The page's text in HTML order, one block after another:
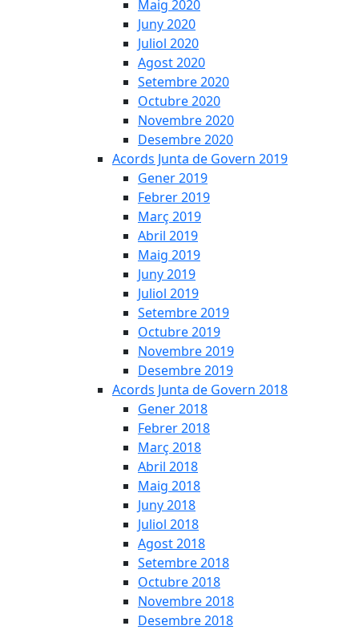
Maig 2020
Juny 2020
Juliol 2020
Agost 2020
Setembre 2020
Octubre 2020
Novembre 2020
Desembre 2020
Acords Junta de Govern 2019
Gener 2019
Febrer 2019
Març 2019
Abril 2019
Maig 2019
Juny 2019
Juliol 2019
Setembre 2019
Octubre 2019
Novembre 2019
Desembre 2019
Acords Junta de Govern 2018
Gener 2018
Febrer 2018
Març 2018
Abril 2018
Maig 2018
Juny 2018
Juliol 2018
Agost 2018
Setembre 2018
Octubre 2018
Novembre 2018
Desembre 2018